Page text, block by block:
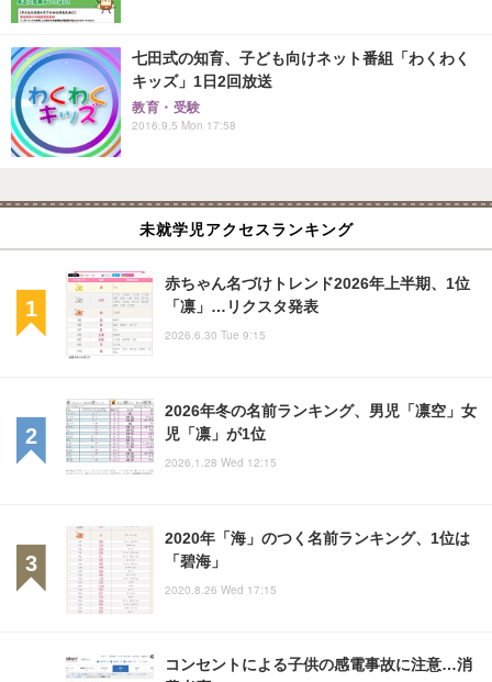
七田式の知育、子ども向けネット番組「わくわく
キッズ」1日2回放送
教育・受験
2016.9.5 Mon 17:58
未就学児アクセスランキング
赤ちゃん名づけトレンド2026年上半期、1位
「凛」…リクスタ発表
2026.6.30 Tue 9:15
2026年冬の名前ランキング、男児「凛空」女
児「凛」が1位
2026.1.28 Wed 12:15
2020年「海」のつく名前ランキング、1位は
「碧海」
2020.8.26 Wed 17:15
コンセントによる子供の感電事故に注意…消